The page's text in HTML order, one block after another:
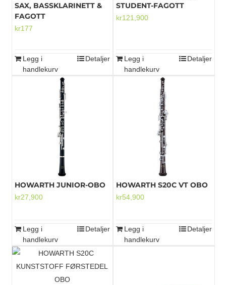
SAX, BASSKLARINETT &
FAGOTT
kr177
Legg i
handlekurv
Detaljer
STUDENT-FAGOTT
kr121,900
Legg i
handlekurv
Detaljer
HOWARTH JUNIOR-OBO
kr27,900
Legg i
handlekurv
Detaljer
HOWARTH S20C VT OBO
kr54,900
Legg i
handlekurv
Detaljer